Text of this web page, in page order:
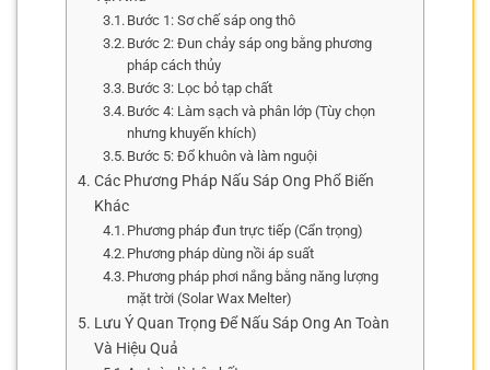
Bước 1: Sơ chế sáp ong thô
Bước 2: Đun chảy sáp ong bằng phương
pháp cách thủy
Bước 3: Lọc bỏ tạp chất
Bước 4: Làm sạch và phân lớp (Tùy chọn
nhưng khuyến khích)
Bước 5: Đổ khuôn và làm nguội
Các Phương Pháp Nấu Sáp Ong Phổ Biến
Khác
Phương pháp đun trực tiếp (Cẩn trọng)
Phương pháp dùng nồi áp suất
Phương pháp phơi nắng bằng năng lượng
mặt trời (Solar Wax Melter)
Lưu Ý Quan Trọng Để Nấu Sáp Ong An Toàn
Và Hiệu Quả